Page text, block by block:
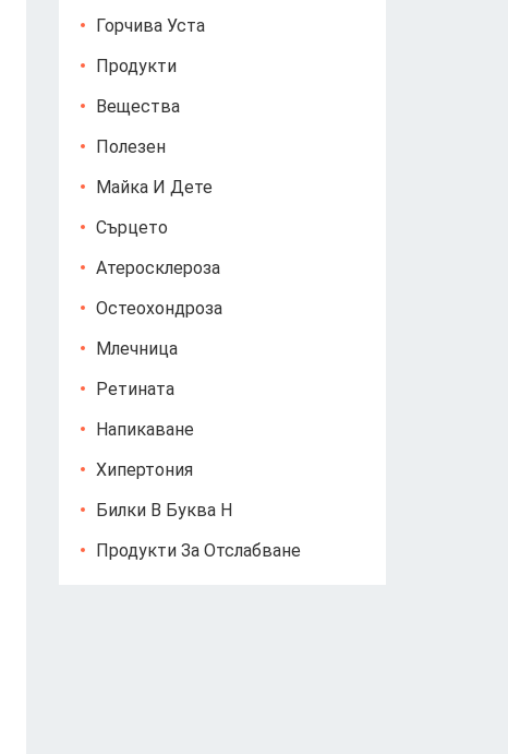
Горчива Уста
Продукти
Вещества
Полезен
Майка И Дете
Сърцето
Атеросклероза
Остеохондроза
Млечница
Ретината
Напикаване
Хипертония
Билки В Буква Н
Продукти За Отслабване